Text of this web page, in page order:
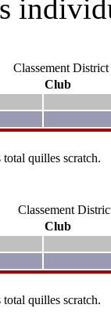
Classement
Club
quilles scratch.
Classement
Club
quilles scratch.